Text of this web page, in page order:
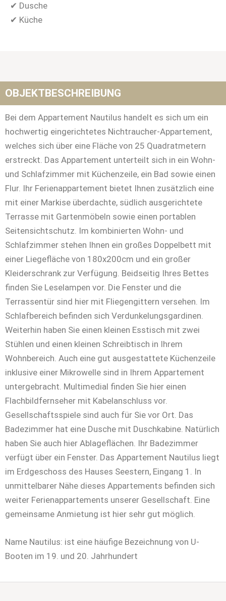
✔ Dusche
✔ Küche
OBJEKTBESCHREIBUNG
Bei dem Appartement Nautilus handelt es sich um ein
hochwertig eingerichtetes Nichtraucher-Appartement,
welches sich über eine Fläche von 25 Quadratmetern
erstreckt. Das Appartement unterteilt sich in ein Wohn-
und Schlafzimmer mit Küchenzeile, ein Bad sowie einen
Flur. Ihr Ferienappartement bietet Ihnen zusätzlich eine
mit einer Markise überdachte, südlich ausgerichtete
Terrasse mit Gartenmöbeln sowie einen portablen
Seitensichtschutz. Im kombinierten Wohn- und
Schlafzimmer stehen Ihnen ein großes Doppelbett mit
einer Liegefläche von 180x200cm und ein großer
Kleiderschrank zur Verfügung. Beidseitig Ihres Bettes
finden Sie Leselampen vor. Die Fenster und die
Terrassentür sind hier mit Fliegengittern versehen. Im
Schlafbereich befinden sich Verdunkelungsgardinen.
Weiterhin haben Sie einen kleinen Esstisch mit zwei
Stühlen und einen kleinen Schreibtisch in Ihrem
Wohnbereich. Auch eine gut ausgestattete Küchenzeile
inklusive einer Mikrowelle sind in Ihrem Appartement
untergebracht. Multimedial finden Sie hier einen
Flachbildfernseher mit Kabelanschluss vor.
Gesellschaftsspiele sind auch für Sie vor Ort. Das
Badezimmer hat eine Dusche mit Duschkabine. Natürlich
haben Sie auch hier Ablageflächen. Ihr Badezimmer
verfügt über ein Fenster. Das Appartement Nautilus liegt
im Erdgeschoss des Hauses Seestern, Eingang 1. In
unmittelbarer Nähe dieses Appartements befinden sich
weiter Ferienappartements unserer Gesellschaft. Eine
gemeinsame Anmietung ist hier sehr gut möglich.
Name Nautilus: ist eine häufige Bezeichnung von U-
Booten im 19. und 20. Jahrhundert